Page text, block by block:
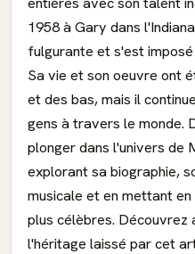
1958 à Gary dans
fulgurante et s'est
Sa vie et son oeuvre ont
et des bas, mais il
gens à travers le monde.
plonger dans l'univers de
explorant sa biographie,
musicale et en mettant
plus célèbres. Découvrez
l'héritage laissé par cet